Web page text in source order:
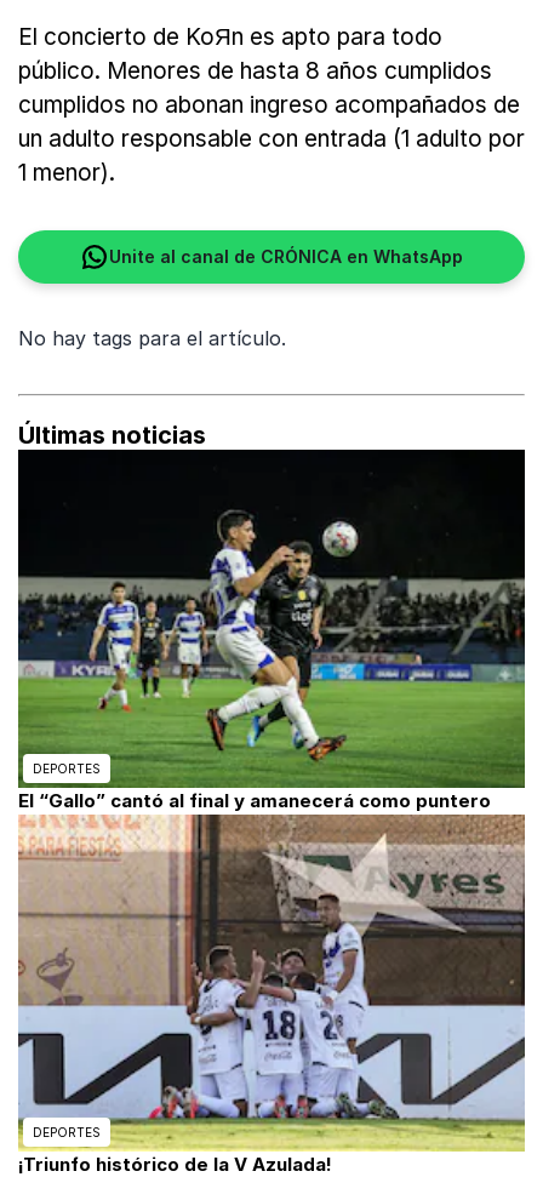
El concierto de KoЯn es apto para todo
público. Menores de hasta 8 años cumplidos
cumplidos no abonan ingreso acompañados de
un adulto responsable con entrada (1 adulto por
1 menor).
Unite al canal de CRÓNICA en WhatsApp
No hay tags para el artículo.
Últimas noticias
DEPORTES
El “Gallo” cantó al final y amanecerá como puntero
DEPORTES
¡Triunfo histórico de la V Azulada!